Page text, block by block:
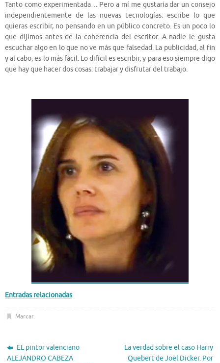
Tanto como experimentada… Pero a mí me gustaría dar un consejo
independientemente de las nuevas tecnologías: escribe lo que
quieras escribir, no pensando en un público concreto. Es un poco lo
que dijimos antes de la coherencia del escritor. A nadie le gusta
escuchar algo en lo que no ve más que falsedad. La publicidad, al fin
y al cabo, es lo más fácil. Lo difícil es escribir, y para eso siempre digo
que hay que hacer dos cosas: trabajar y disfrutar del trabajo.
Entradas relacionadas
Marcar.
EL pintor valenciano
ALEJANDRO CABEZA
La verdad sobre el caso Harry
Quebert de Joël Dicker. Por